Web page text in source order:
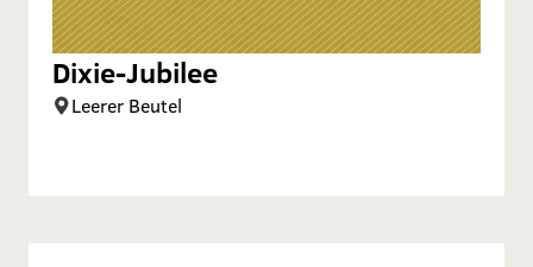
Dixie-Jubilee
Leerer Beutel